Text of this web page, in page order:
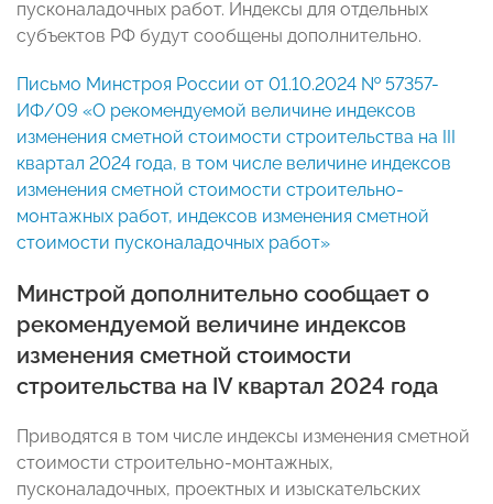
пусконаладочных работ. Индексы для отдельных
субъектов РФ будут сообщены дополнительно.
Письмо Минстроя России от 01.10.2024 № 57357-
ИФ/09 «О рекомендуемой величине индексов
изменения сметной стоимости строительства на III
квартал 2024 года, в том числе величине индексов
изменения сметной стоимости строительно-
монтажных работ, индексов изменения сметной
стоимости пусконаладочных работ»
Минстрой дополнительно сообщает о
рекомендуемой величине индексов
изменения сметной стоимости
строительства на IV квартал 2024 года
Приводятся в том числе индексы изменения сметной
стоимости строительно-монтажных,
пусконаладочных, проектных и изыскательских